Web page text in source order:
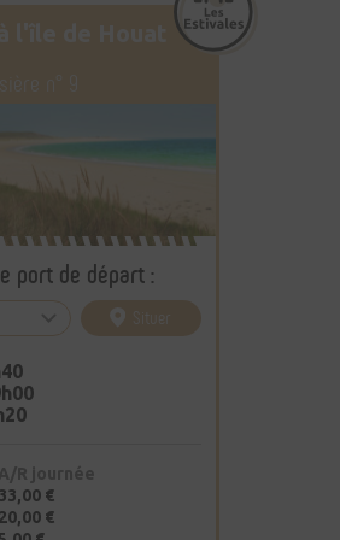
l'île de Houat
port de départ :
A/R journée
33,00 €
20,00 €